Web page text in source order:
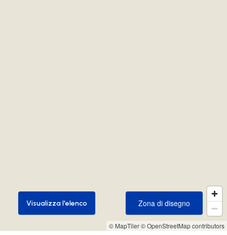
© MapTiler© OpenStreetMap contributors
Zona di disegno
Zona di disegno
Visualizza l'elenco
Visualizza l'elenco